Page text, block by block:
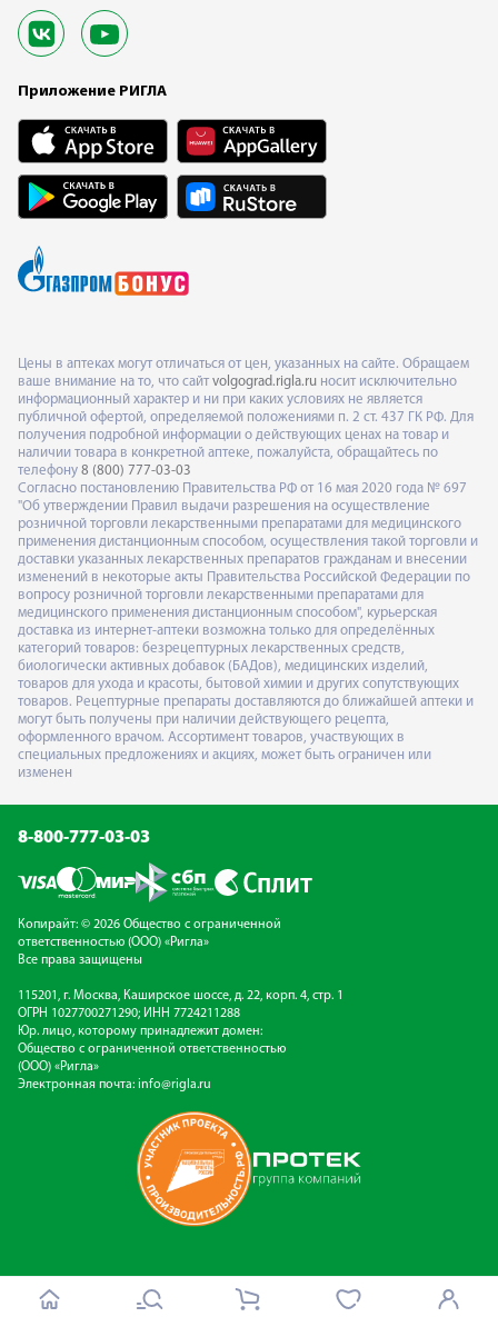
Приложение РИГЛА
Цены в аптеках могут отличаться от цен, указанных на сайте. Обращаем
ваше внимание на то, что сайт volgograd.rigla.ru носит исключительно
информационный характер и ни при каких условиях не является
публичной офертой, определяемой положениями п. 2 ст. 437 ГК РФ. Для
получения подробной информации о действующих ценах на товар и
наличии товара в конкретной аптеке, пожалуйста, обращайтесь по
телефону 8 (800) 777-03-03
Согласно постановлению Правительства РФ от 16 мая 2020 года № 697
"Об утверждении Правил выдачи разрешения на осуществление
розничной торговли лекарственными препаратами для медицинского
применения дистанционным способом, осуществления такой торговли и
доставки указанных лекарственных препаратов гражданам и внесении
изменений в некоторые акты Правительства Российской Федерации по
вопросу розничной торговли лекарственными препаратами для
медицинского применения дистанционным способом", курьерская
доставка из интернет-аптеки возможна только для определённых
категорий товаров: безрецептурных лекарственных средств,
биологически активных добавок (БАДов), медицинских изделий,
товаров для ухода и красоты, бытовой химии и других сопутствующих
товаров. Рецептурные препараты доставляются до ближайшей аптеки и
могут быть получены при наличии действующего рецепта,
оформленного врачом. Ассортимент товаров, участвующих в
специальных предложениях и акциях, может быть ограничен или
изменен
8-800-777-03-03
Копирайт: © 2026 Общество с ограниченной
ответственностью (ООО) «Ригла»
Все права защищены
115201, г. Москва, Каширское шоссе, д. 22, корп. 4, стр. 1
ОГРН 1027700271290; ИНН 7724211288
Юр. лицо, которому принадлежит домен:
Общество с ограниченной ответственностью
(ООО) «Ригла»
Электронная почта: info@rigla.ru